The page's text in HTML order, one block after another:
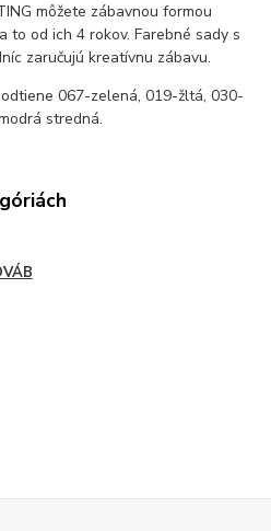
môžete zábavnou formou
to od ich 4 rokov. Farebné sady s
zaručujú kreatívnu zábavu.
067-zelená, 019-žltá, 030-
stredná.